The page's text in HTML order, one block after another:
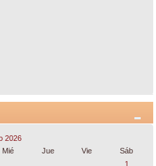
2026
Mié Jue Vie
Sáb
1